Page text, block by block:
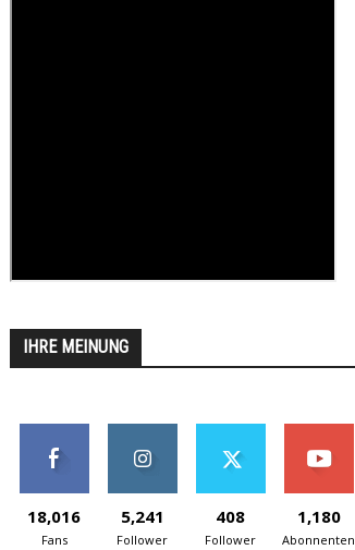
IHRE MEINUNG
18,016
Fans
5,241
Follower
408
Follower
1,180
Abonnenten